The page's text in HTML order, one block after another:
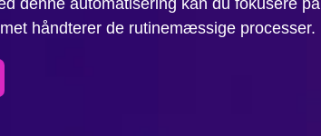
håndterer de rutinemæssige processer.